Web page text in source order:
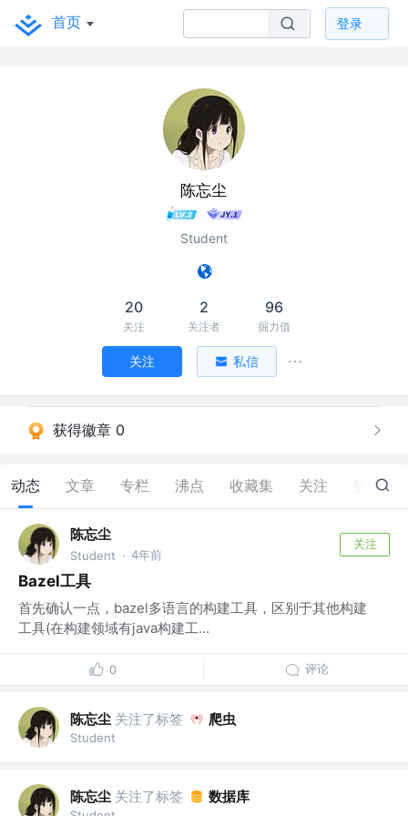
首页 登录
陈忘尘
Student
20
关注
2
关注者
96
掘力值
关注 私信
获得徽章 0
动态 文章 专栏 沸点 收藏集 关注 0
陈忘尘
Student · 4年前
关注
Bazel工具
首先确认一点，bazel多语言的构建工具，区别于其他构建
工具(在构建领域有java构建工...
0 评论
陈忘尘 关注了标签 爬虫
Student
陈忘尘 关注了标签 数据库